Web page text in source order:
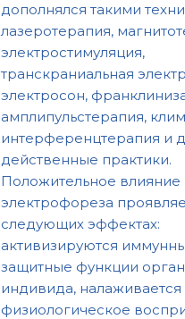
дополнялся такими
лазеротерапия,
электростимуляция,
транскраниальная
электросон,
амплипульстерапия,
интерференцтерапия и
действенные практики.
Положительное влияние
электрофореза
следующих эффектах:
активизируются
защитные функции
индивида, налаживается
физиологическое